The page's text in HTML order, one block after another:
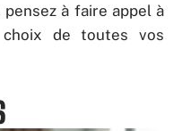
à faire appel à
de toutes vos